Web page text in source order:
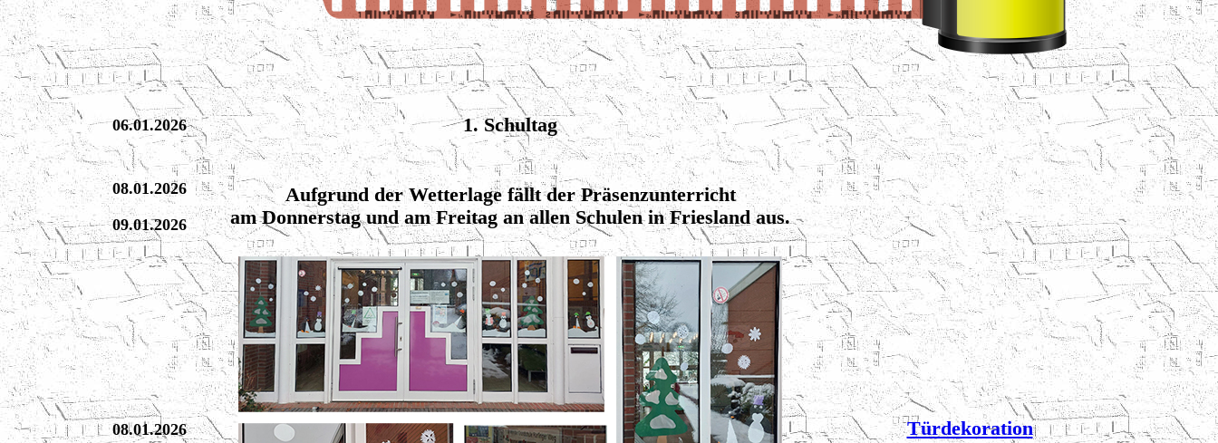
06.01.2026 1. Schultag
08.01.2026
09.01.2026
Aufgrund der Wetterlage fällt der Präsenzunterricht
am Donnerstag und am Freitag an allen Schulen in Friesland aus.
08.01.2026 Türdekoration